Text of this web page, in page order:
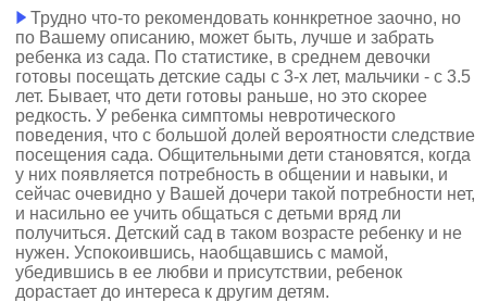
Трудно что-то рекомендовать коннкретное заочно, но
по Вашему описанию, может быть, лучше и забрать
ребенка из сада. По статистике, в среднем девочки
готовы посещать детские сады с 3-х лет, мальчики - с 3.5
лет. Бывает, что дети готовы раньше, но это скорее
редкость. У ребенка симптомы невротического
поведения, что с большой долей вероятности следствие
посещения сада. Общительными дети становятся, когда
у них появляется потребность в общении и навыки, и
сейчас очевидно у Вашей дочери такой потребности нет,
и насильно ее учить общаться с детьми вряд ли
получиться. Детский сад в таком возрасте ребенку и не
нужен. Успокоившись, наобщавшись с мамой,
убедившись в ее любви и присутствии, ребенок
дорастает до интереса к другим детям.